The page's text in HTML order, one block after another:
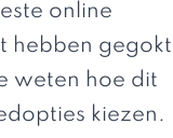
online
hebben gegokt
weten hoe dit
kiezen.